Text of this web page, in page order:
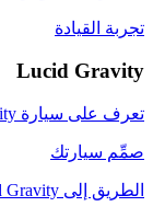
تجربة القيادة
Lucid Gravity
تعرف على سيارة Lucid Gravity
صمِّم سيارتك
الطريق إلى Lucid Gravity